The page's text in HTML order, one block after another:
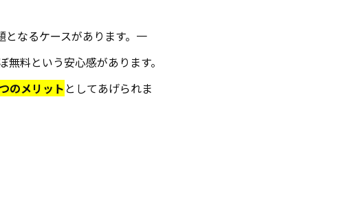
なるケースがあります。一
料という安心感があります。
のメリット としてあげられま